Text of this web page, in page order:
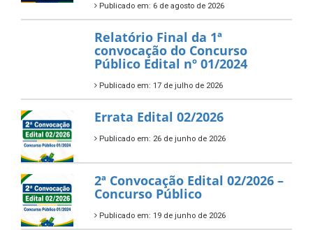
Publicado em: 6 de agosto de 2026
Relatório Final da 1ª
convocação do Concurso
Público Edital nº 01/2024
Publicado em: 17 de julho de 2026
Errata Edital 02/2026
Publicado em: 26 de junho de 2026
2ª Convocação Edital 02/2026 –
Concurso Público
Publicado em: 19 de junho de 2026